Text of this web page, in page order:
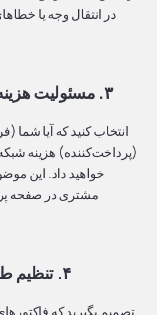
در انتقال وجه یا
۳. مسئولیت هزینه را تعریف کنید
انتخاب کنید که آیا شما
(پرداخت‌کننده) هزینه
خواهید داد. این
مشتری در صفحه
۴. تنظیم طول عمر فاکتور